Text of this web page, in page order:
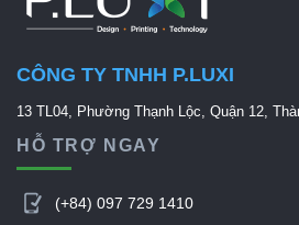
CÔNG TY TNHH P.LUXI
13 TL04, Phường Thạnh Lộc, Quận 12,
HỖ TRỢ NGAY
 (+84) 097 729 1410